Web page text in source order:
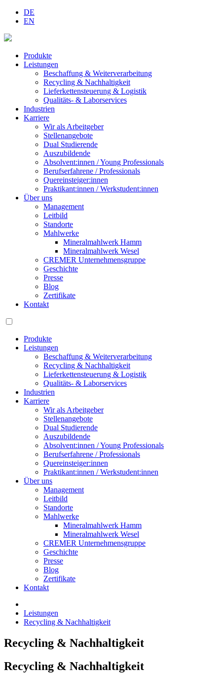
DE
EN
Produkte
Leistungen
Beschaffung & Weiterverarbeitung
Recycling & Nachhaltigkeit
Lieferkettensteuerung & Logistik
Qualitäts- & Laborservices
Industrien
Karriere
Wir als Arbeitgeber
Stellenangebote
Dual Studierende
Auszubildende
Absolvent:innen / Young Professionals
Berufserfahrene / Professionals
Quereinsteiger:innen
Praktikant:innen / Werkstudent:innen
Über uns
Management
Leitbild
Standorte
Mahlwerke
Mineralmahlwerk Hamm
Mineralmahlwerk Wesel
CREMER Unternehmensgruppe
Geschichte
Presse
Blog
Zertifikate
Kontakt
Produkte
Leistungen
Beschaffung & Weiterverarbeitung
Recycling & Nachhaltigkeit
Lieferkettensteuerung & Logistik
Qualitäts- & Laborservices
Industrien
Karriere
Wir als Arbeitgeber
Stellenangebote
Dual Studierende
Auszubildende
Absolvent:innen / Young Professionals
Berufserfahrene / Professionals
Quereinsteiger:innen
Praktikant:innen / Werkstudent:innen
Über uns
Management
Leitbild
Standorte
Mahlwerke
Mineralmahlwerk Hamm
Mineralmahlwerk Wesel
CREMER Unternehmensgruppe
Geschichte
Presse
Blog
Zertifikate
Kontakt
Leistungen
Recycling & Nachhaltigkeit
Recycling & Nachhaltigkeit
Recycling & Nachhaltigkeit